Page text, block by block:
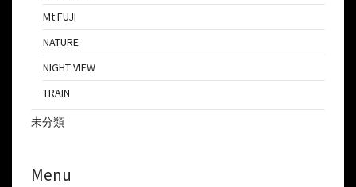
Mt FUJI
NATURE
NIGHT VIEW
TRAIN
未分類
Menu